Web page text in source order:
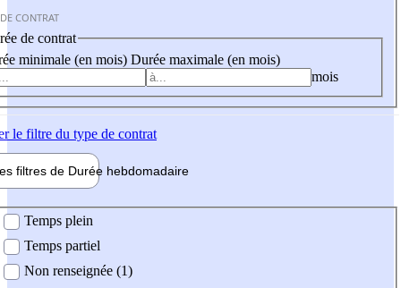
CONTRAT
de contrat
minimale (en mois) Durée maximale (en mois)
mois
le filtre du type de contrat
filtres de Durée hebdomadaire
Temps plein
Temps partiel
Non renseignée (1)